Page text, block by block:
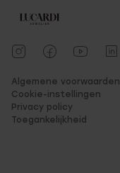
Algemene voorwaarden
Cookie-instellingen
Privacy policy
Toegankelijkheid